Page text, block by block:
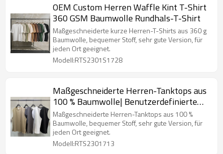
OEM Custom Herren Waffle Kint T-Shirt
360 GSM Baumwolle Rundhals-T-Shirt
Maßgeschneiderte kurze Herren-T-Shirts aus 360 g
Baumwolle, bequemer Stoff, sehr gute Version, für
jeden Ort geeignet.
Modell:RTS2301S1728
Maßgeschneiderte Herren-Tanktops aus
100 % Baumwolle| Benutzerdefinierte
Loose-Fit-Tanktops| Großhandel für
High-Street-Tanktops
Maßgeschneiderte Herren-Tanktops aus 100 %
Baumwolle, bequemer Stoff, sehr gute Version, für
jeden Ort geeignet.
Modell:RTS2301713